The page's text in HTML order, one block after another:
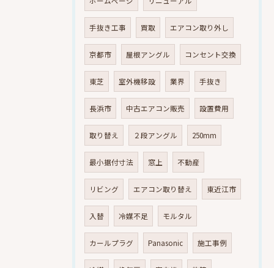
手抜き工事 買取 エアコン取り外し
京都市 屋根アングル コンセント交換
東芝 室外機移設 業界 手抜き
長浜市 中古エアコン販売 設置費用
取り替え ２段アングル 250mm
最小据付寸法 窓上 不動産
リビング エアコン取り替え 東近江市
入替 冷媒不足 モルタル
カールプラグ Panasonic 施工事例